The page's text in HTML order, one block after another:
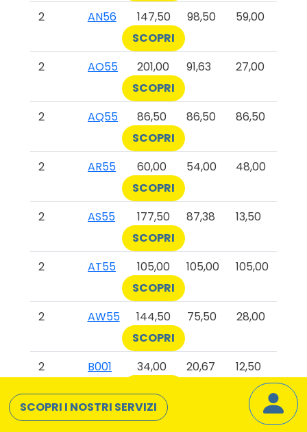
2
AN56 147,50 98,50
59,00
SCOPRI
2
AO55 201,00 91,63
27,00
SCOPRI
2
AQ55 86,50 86,50
86,50
SCOPRI
2
AR55 60,00 54,00
48,00
SCOPRI
2
AS55 177,50 87,38
13,50
SCOPRI
2
AT55 105,00 105,00
105,00
SCOPRI
2
AW55 144,50 75,50
28,00
SCOPRI
2
B001 34,00 20,67
12,50
2
B003 159,50
12,00
SCOPRI I NOSTRI SERVIZI